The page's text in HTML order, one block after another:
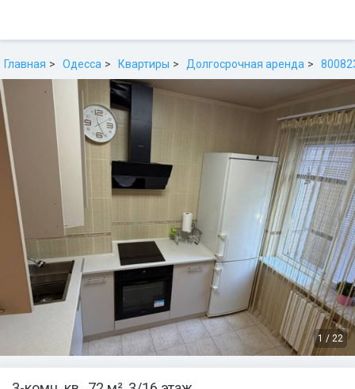
Главная Одесса Квартиры Долгосрочная аренда
1 / 22